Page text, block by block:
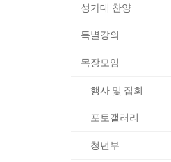
성가대 찬양
특별강의
목장모임
행사 및 집회
포토갤러리
청년부